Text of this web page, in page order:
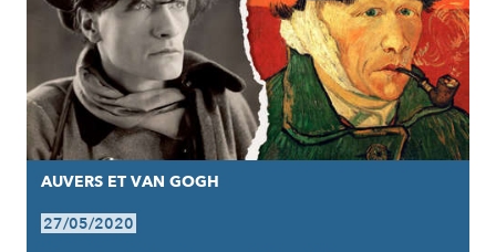
AUVERS ET VAN GOGH
27/05/2020